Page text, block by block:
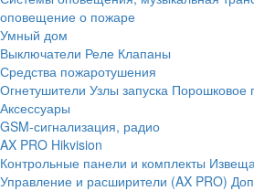
оповещение о пожаре
Умный дом
Выключатели Реле Клапаны
Средства пожаротушения
Огнетушители Узлы запуска Порошковое
Аксессуары
GSM-сигнализация, радио
AX PRO Hikvision
Контрольные панели и комплекты
Управление и расширители (AX PRO)